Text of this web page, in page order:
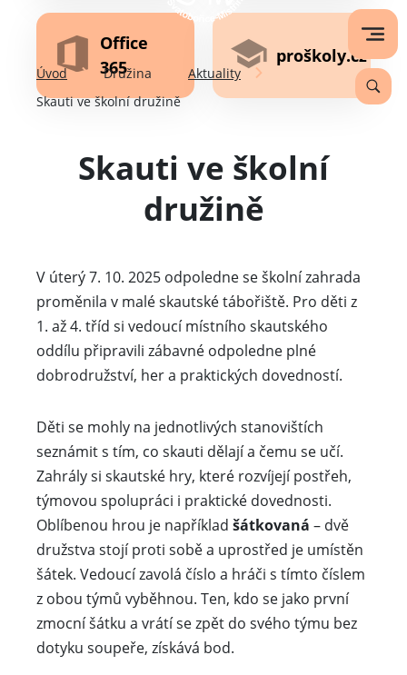
Office
365
proškoly.cz
Úvod Družina
Aktuality
Skauti ve školní družině
Skauti ve školní
družině
V úterý 7. 10. 2025 odpoledne se školní zahrada
proměnila v malé skautské tábořiště. Pro děti z
1. až 4. tříd si vedoucí místního skautského
oddílu připravili zábavné odpoledne plné
dobrodružství, her a praktických dovedností.
Děti se mohly na jednotlivých stanovištích
seznámit s tím, co skauti dělají a čemu se učí.
Zahrály si skautské hry, které rozvíjejí postřeh,
týmovou spolupráci i praktické dovednosti.
Oblíbenou hrou je například šátkovaná – dvě
družstva stojí proti sobě a uprostřed je umístěn
šátek. Vedoucí zavolá číslo a hráči s tímto číslem
z obou týmů vyběhnou. Ten, kdo se jako první
zmocní šátku a vrátí se zpět do svého týmu bez
dotyku soupeře, získává bod.